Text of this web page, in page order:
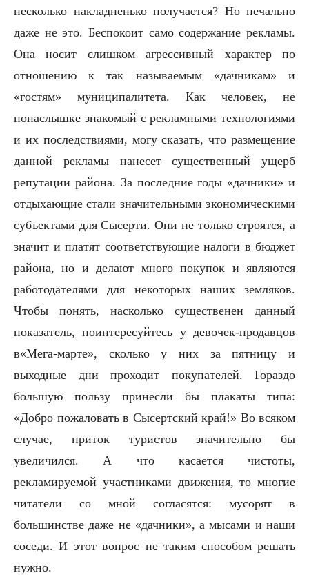
несколько накладненько получается? Но печально
даже не это. Беспокоит само содержание рекламы.
Она носит слишком агрессивный характер по
отношению к так называемым «дачникам» и
«гостям» муниципалитета. Как человек, не
понаслышке знакомый с рекламными технологиями
и их последствиями, могу сказать, что размещение
данной рекламы нанесет существенный ущерб
репутации района. За последние годы «дачники» и
отдыхающие стали значительными экономическими
субъектами для Сысерти. Они не только строятся, а
значит и платят соответствующие налоги в бюджет
района, но и делают много покупок и являются
работодателями для некоторых наших земляков.
Чтобы понять, насколько существенен данный
показатель, поинтересуйтесь у девочек-продавцов
в«Мега-марте», сколько у них за пятницу и
выходные дни проходит покупателей. Гораздо
большую пользу принесли бы плакаты типа:
«Добро пожаловать в Сысертский край!» Во всяком
случае, приток туристов значительно бы
увеличился. А что касается чистоты,
рекламируемой участниками движения, то многие
читатели со мной согласятся: мусорят в
большинстве даже не «дачники», а мысами и наши
соседи. И этот вопрос не таким способом решать
нужно.